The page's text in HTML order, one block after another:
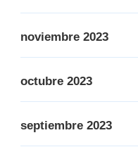
noviembre 2023
octubre 2023
septiembre 2023